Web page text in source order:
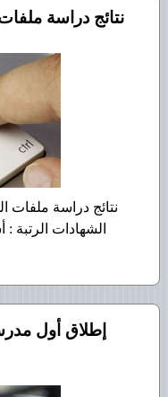
نتائج دراسة
نتائج دراسة
الشهادات الرتبة :
إطلاق أول